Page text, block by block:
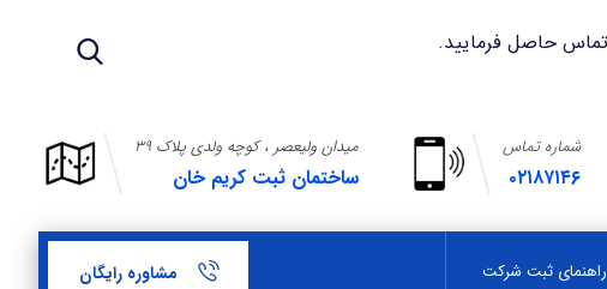
میدان ولیعصر ، کوچه ولدی پلاک ۳۹
ساختمان ثبت کریم خان
شماره تماس
۰۲۱۸۷۱۴۶
راهنمای ثبت شرکت مشاوره رایگان